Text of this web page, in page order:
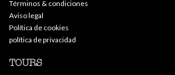
Términos & condiciones
Aviso legal
Política de cookies
política de privacidad
TOURS